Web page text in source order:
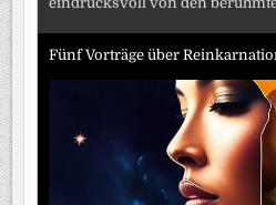
Fünf Vorträge über